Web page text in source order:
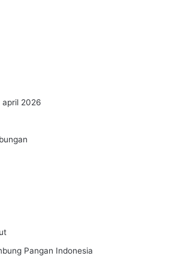
april 2026
Pangan Indonesia